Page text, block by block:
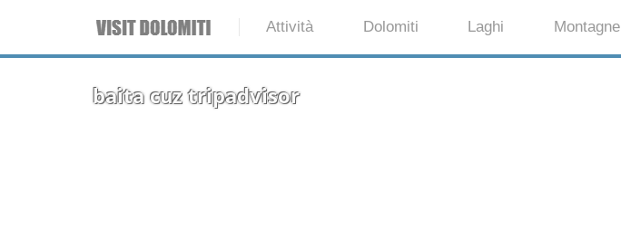
Attività Dolomiti Laghi Montagne
baita cuz tripadvisor